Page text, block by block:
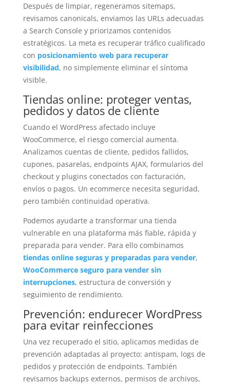
Después de limpiar, regeneramos sitemaps,
revisamos canonicals, enviamos las URLs adecuadas
a Search Console y priorizamos contenidos
estratégicos. La meta es recuperar tráfico cualificado
con posicionamiento web para recuperar
visibilidad, no simplemente eliminar el síntoma
visible.
Tiendas online: proteger ventas,
pedidos y datos de cliente
Cuando el WordPress afectado incluye
WooCommerce, el riesgo comercial aumenta.
Analizamos cuentas de cliente, pedidos fallidos,
cupones, pasarelas, endpoints AJAX, formularios del
checkout y plugins conectados con facturación,
envíos o pagos. Un ecommerce necesita seguridad,
pero también continuidad operativa.
Podemos ayudarte a transformar una tienda
vulnerable en una plataforma más fiable, rápida y
preparada para vender. Para ello combinamos
tiendas online seguras y preparadas para vender,
WooCommerce seguro para vender sin
interrupciones, estructura de conversión y
seguimiento de rendimiento.
Prevención: endurecer WordPress
para evitar reinfecciones
Una vez recuperado el sitio, aplicamos medidas de
prevención adaptadas al proyecto: antispam, logs de
pedidos y protección de endpoints. También
revisamos backups externos, permisos de archivos,